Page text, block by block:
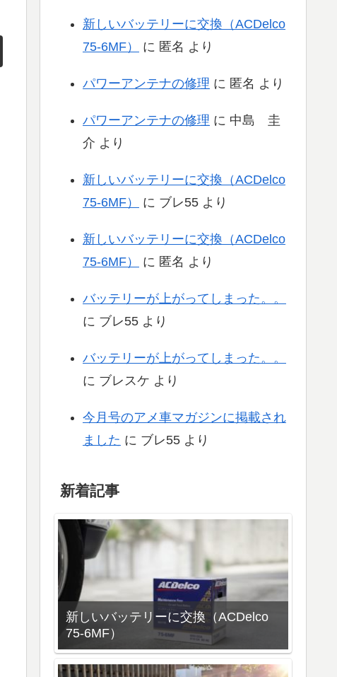
新しいバッテリーに交換（ACDelco
75-6MF）
に 匿名 より
パワーアンテナの修理 に 匿名 より
パワーアンテナの修理 に 中島 圭
介 より
新しいバッテリーに交換（ACDelco
75-6MF）
に ブレ55 より
新しいバッテリーに交換（ACDelco
75-6MF）
に 匿名 より
バッテリーが上がってしまった。。
に ブレ55 より
バッテリーが上がってしまった。。
に ブレスケ より
今月号のアメ車マガジンに掲載され
ました に ブレ55 より
新着記事
新しいバッテリーに交換（ACDelco
75-6MF）